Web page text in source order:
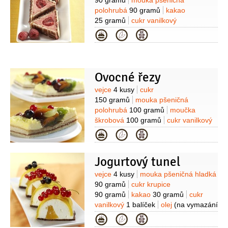
polohrubá 90 gramů
kakao
25 gramů
cukr vanilkový
1 balíček
kypřící prášek do pečiva
1/2balíčku olej2 lžíce
Na náplň:
moučkový
100 gramů
100 gramů
maliny100 gramů
vanilkový2 balíčky
10 plátků
Kategorie
Ovocné řezy
Suroviny
vejce 4 kusy
cukr
150 gramů
mouka pšeničná
polohrubá 100 gramů
moučka
škrobová 100 gramů
cukr vanilkový
1 balíček
kypřící prášek do pečiva
1/2balíčku voda2 lžičky
zavařenina
rybízová)
dortové želé čiré
Na krém:
mléko 5 decilitrů
smetana
na šlehání
2,5 decilitru
100 gramů
pudinkový prášek
vanilkový 1 balíček
Kategorie
Jogurtový tunel
Suroviny
vejce 4 kusy
mouka pšeničná hladká
90 gramů
cukr krupice
90 gramů
kakao 30 gramů
cukr
vanilkový 1 balíček olej (na vymazání
formy)
ovoce(na ozdobení)
jogurtovou náplň: jogurt bílý
Kategorie